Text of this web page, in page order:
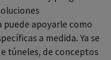
apoyarle como
a medida. Ya se
túneles, de conceptos